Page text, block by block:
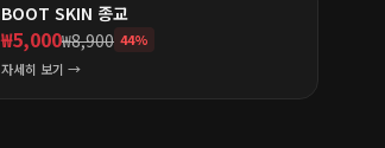
BOOT SKIN 종교
₩5,000₩8,900 44%
자세히 보기 →